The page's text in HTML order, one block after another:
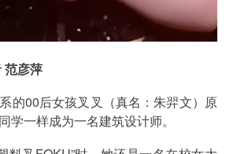
范彦萍
的00后女孩叉叉（真名：朱羿文）原
学一样成为一名建筑设计师。